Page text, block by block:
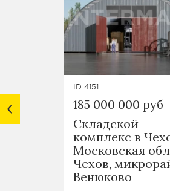
ID 4151
185 000 000 руб
Складской
комплекс в
Московская
Чехов,
Венюково